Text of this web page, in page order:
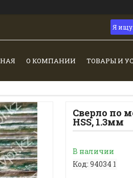
О КОМПАНИИ ТОВАРЫ И
Сверло по
HSS, 1.3мм
В наличии
Код: 94034 1